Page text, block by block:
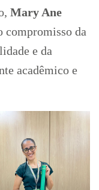
Mary Ane
compromisso da
e da
acadêmico e